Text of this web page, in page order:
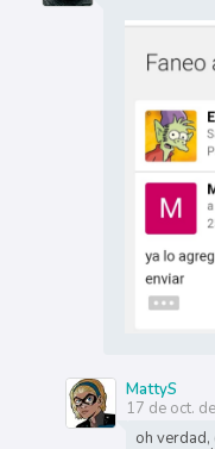
MattyS
17 de oct.
oh verdad,